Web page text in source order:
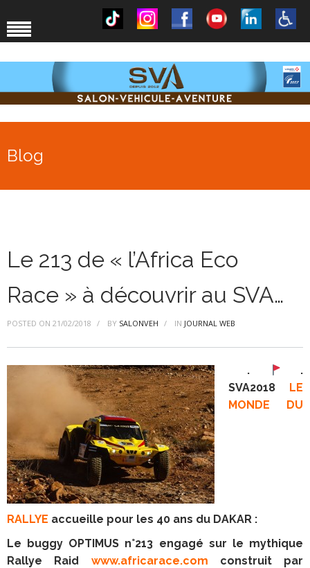
Blog
Le 213 de « l’Africa Eco
Race » à découvrir au SVA…
POSTED ON 21/02/2018 BY SALONVEH IN JOURNAL WEB
.
.
SVA2018 LE
MONDE DU
RALLYE accueille pour les 40 ans du DAKAR :
Le buggy OPTIMUS n°213 engagé sur le mythique
Rallye Raid www.africarace.com construit par